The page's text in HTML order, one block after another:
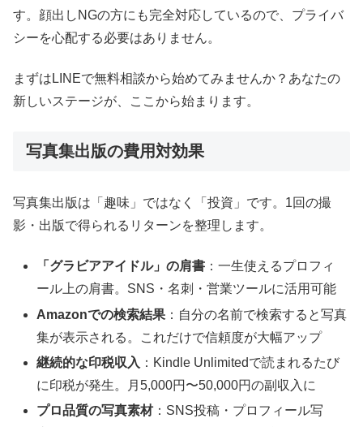
す。顔出しNGの方にも完全対応しているので、プライバ
シーを心配する必要はありません。
まずはLINEで無料相談から始めてみませんか？あなたの
新しいステージが、ここから始まります。
写真集出版の費用対効果
写真集出版は「趣味」ではなく「投資」です。1回の撮
影・出版で得られるリターンを整理します。
「グラビアアイドル」の肩書 ：一生使えるプロフィ
ール上の肩書。SNS・名刺・営業ツールに活用可能
Amazonでの検索結果 ：自分の名前で検索すると写真
集が表示される。これだけで信頼度が大幅アップ
継続的な印税収入 ：Kindle Unlimitedで読まれるたび
に印税が発生。月5,000円〜50,000円の副収入に
プロ品質の写真素材：SNS投稿・プロフィール写